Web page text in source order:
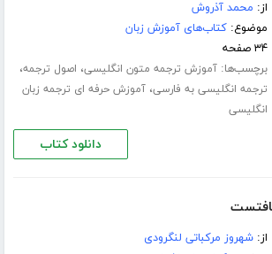
از: محمد آذروش
موضوع:کتاب‌های آموزش زبان
۳۴ صفحه
برچسب‌ها:آموزش ترجمه متون انگلیسی، اصول ترجمه،
ترجمه انگلیسی به فارسی،آموزش حرفه ای ترجمه زبان
انگلیسی
دانلود کتاب
از:شهروز مرکباتی لنگرودی